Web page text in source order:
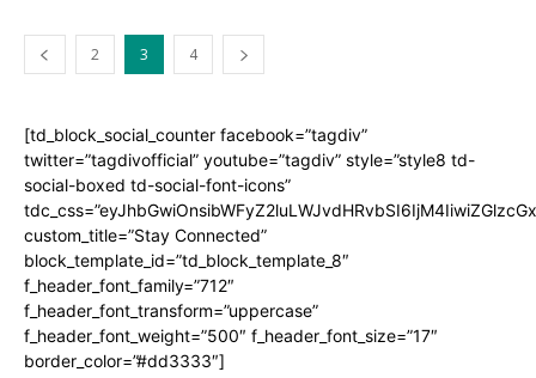
2 3 4
[td_block_social_counter facebook=”tagdiv”
twitter=”tagdivofficial” youtube=”tagdiv” style=”style8 td-
social-boxed td-social-font-icons”
custom_title=”Stay Connected”
block_template_id=”td_block_template_8″
f_header_font_family=”712″
f_header_font_transform=”uppercase”
f_header_font_weight=”500″ f_header_font_size=”17″
border_color=”#dd3333″]